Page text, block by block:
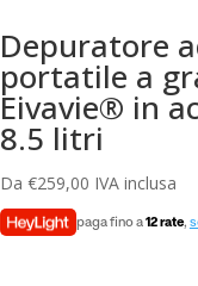
Depuratore
portatile a
Eivavie® in
8.5 litri
Da €259,00 IVA inclusa
paga fino a12 rate,